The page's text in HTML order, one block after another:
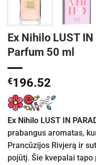
Ex Nihilo LUST IN
Parfum 50 ml
€196.52
Ex Nihilo LUST IN
prabangus aromatas,
Prancūzijos Rivjerą ir
pojūtį. Šie kvepalai